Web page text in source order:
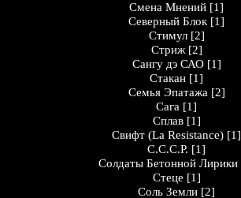
Смена Мнений [1]
Северный Блок [1]
Стимул [2]
Стриж [2]
Сангу дэ САО [1]
Стакан [1]
Семья Эпатажа [2]
Сага [1]
Сплав [1]
Свифт (La Resistance) [1]
С.С.С.Р. [1]
Солдаты Бетонной Лирики
Стеце [1]
Соль Земли [2]